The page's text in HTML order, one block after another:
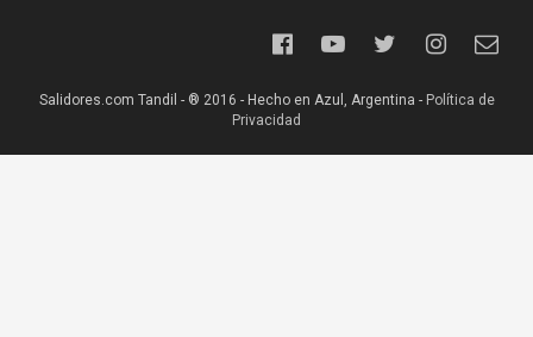
Salidores.com Tandil - ® 2016 - Hecho en Azul, Argentina - Política de
Privacidad